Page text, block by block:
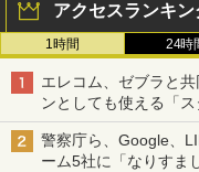
アクセスランキン
1時間 24時
エレコム、ゼブラと
ンとしても使える「
も、持ち替えずに書
警察庁ら、Google、
ーム5社に「なりすま